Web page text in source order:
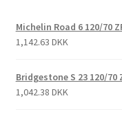
Michelin Road 6 120/70
1,142.63 DKK
Bridgestone S 23 120/
1,042.38 DKK